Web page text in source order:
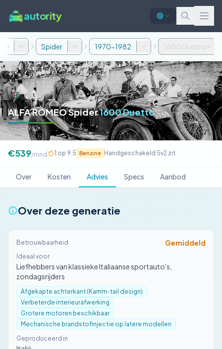
autority
Spider 1970-1982 1600 Duetto
ALFA ROMEO Spider1600 Duetto
1970-1982
€539/mnd 1 op 9.5 Benzine Handgeschakeld 5v2 zit.
Over Kosten Advies Specs Aanbod
Over deze generatie
Betrouwbaarheid Gemiddeld
Ideaal voor
Liefhebbers van klassieke Italiaanse sportauto's,
zondagsrijders
Afgekapte achterkant (Kamm-tail design)
Verbeterde interieurafwerking
Grotere motoren beschikbaar
Mechanische brandstofinjectie op latere modellen
Geproduceerd in